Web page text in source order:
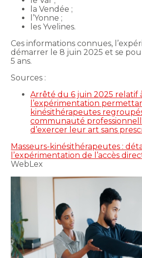
la Vendée ;
l’Yonne ;
les Yvelines.
Ces informations connues,
démarrer le 8 juin 2025 et se
5 ans.
Sources :
Arrêté du 6 juin 2025 relatif
l’expérimentation
kinésithérapeutes
communauté
d’exercer leur art sans
Masseurs-kinésithérapeutes :
l’expérimentation de l’accès
WebLex